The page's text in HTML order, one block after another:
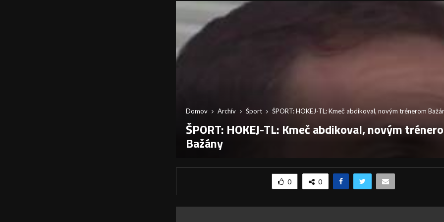
Domov Archív Šport ŠPORT: HOKEJ-TL: Kmeč abdikoval, novým trénerom
ŠPORT: HOKEJ-TL: Kmeč abdikoval, novým
Bažány
0 0